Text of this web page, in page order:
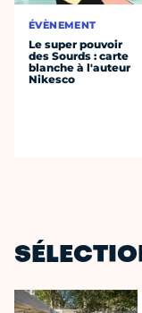
ÉVÈNEMENT
Le super pouvoir
des Sourds : carte
blanche à l'auteur
Nikesco